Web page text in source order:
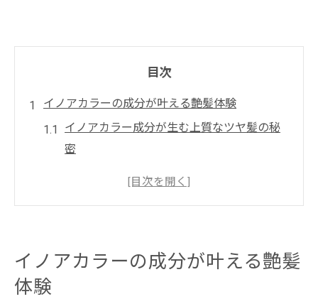
目次
イノアカラーの成分が叶える艶髪体験
イノアカラー成分が生む上質なツヤ髪の秘
密
オイル配合イノアカラーで髪に輝きを与え
イノアカラーの成分がもたらすダメージ軽
イノアカラーの成分が叶える艶髪
体験